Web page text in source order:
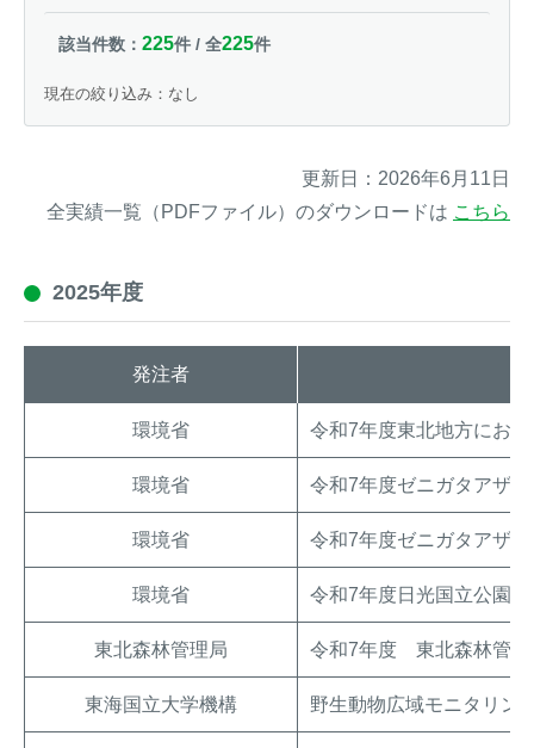
該当件数： 225件 / 全225件
現在の絞り込み：なし
更新日：2026年6月11日
全実績一覧（PDFファイル）のダウンロードは こちら
2025年度
発注者
環境省 令和7年度東北地方にお
環境省 令和7年度ゼニガタアザ
環境省 令和7年度ゼニガタアザ
環境省 令和7年度日光国立公園
東北森林管理局 令和7年度 東北森林管
東海国立大学機構 野生動物広域モニタリン
クマ対策
鳥・カラス対策
ブラックバス・